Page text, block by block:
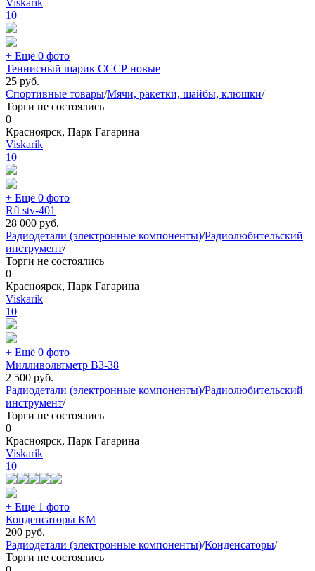
Viskarik
10
+ Ещё 0 фото
Теннисный шарик СССР новые
25 руб.
Спортивные товары/Мячи, ракетки, шайбы, клюшки/
Торги не состоялись
0
Красноярск, Парк Гагарина
Viskarik
10
+ Ещё 0 фото
Rft stv-401
28 000 руб.
Радиодетали (электронные компоненты)/Радиолюбительский
инструмент/
Торги не состоялись
0
Красноярск, Парк Гагарина
Viskarik
10
+ Ещё 0 фото
Милливольтметр В3-38
2 500 руб.
Радиодетали (электронные компоненты)/Радиолюбительский
инструмент/
Торги не состоялись
0
Красноярск, Парк Гагарина
Viskarik
10
+ Ещё 1 фото
Конденсаторы КМ
200 руб.
Радиодетали (электронные компоненты)/Конденсаторы/
Торги не состоялись